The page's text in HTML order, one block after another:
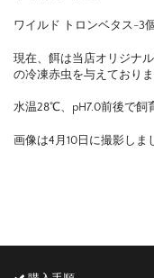
ワイルド トロンベタス-3
現在、餌は当店オリジナ
の冷凍赤虫を与えておりま
水温28℃、pH7.0前後で飼
画像は4月10日に撮影しま